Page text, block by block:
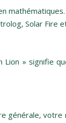
Solar Fire
» signifie
générale,